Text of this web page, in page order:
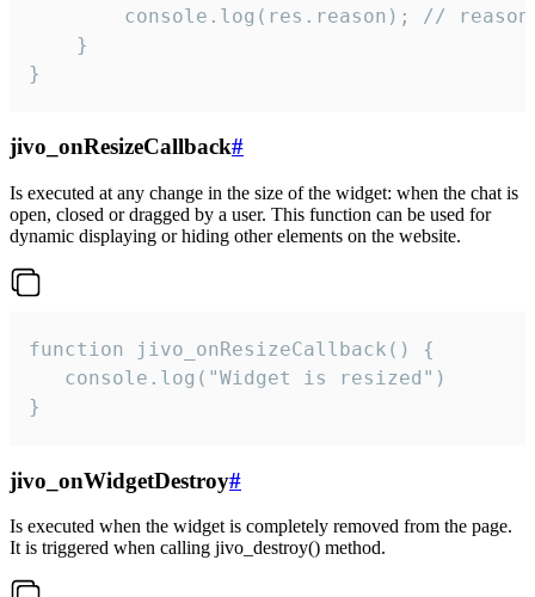
console.log(res.reason); //
    }
}
jivo_onResizeCallback#
Is executed at any change in the size of the widget: when the chat is
open, closed or dragged by a user. This function can be used for
dynamic displaying or hiding other elements on the website.
function jivo_onResizeCallback() {
   console.log("Widget is resized")
}
jivo_onWidgetDestroy#
Is executed when the widget is completely removed from the page.
It is triggered when calling jivo_destroy() method.